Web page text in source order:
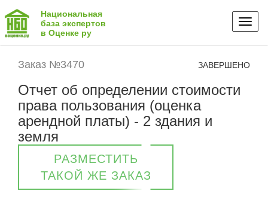
Национальная
база экспертов
в Оценке ру
Заказ №3470 ЗАВЕРШЕНО
Отчет об определении стоимости
права пользования (оценка
арендной платы) - 2 здания и
земля
РАЗМЕСТИТЬ
ТАКОЙ ЖЕ ЗАКАЗ